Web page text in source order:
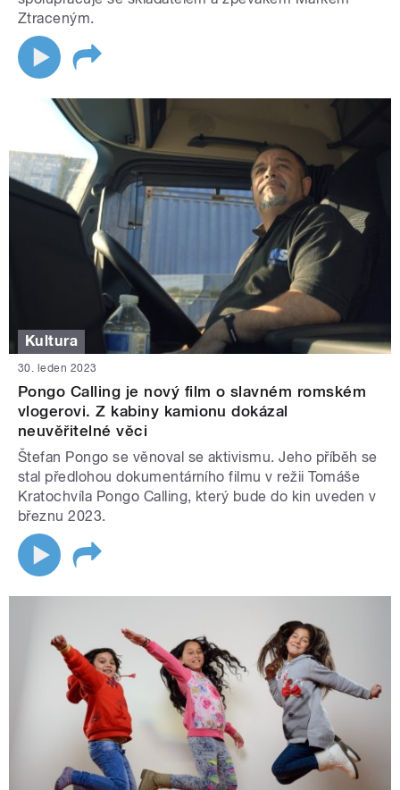
Ztraceným.
Kultura
30. leden 2023
Pongo Calling je nový film o slavném romském
vlogerovi. Z kabiny kamionu dokázal
neuvěřitelné věci
Štefan Pongo se věnoval se aktivismu. Jeho příběh se
stal předlohou dokumentárního filmu v režii Tomáše
Kratochvíla Pongo Calling, který bude do kin uveden v
březnu 2023.